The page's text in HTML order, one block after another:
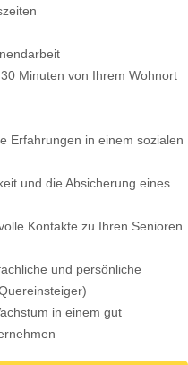
Minuten von Ihrem Wohnort
Erfahrungen in einem sozialen
und die Absicherung eines
Kontakte zu Ihren Senioren
und persönliche
in einem gut